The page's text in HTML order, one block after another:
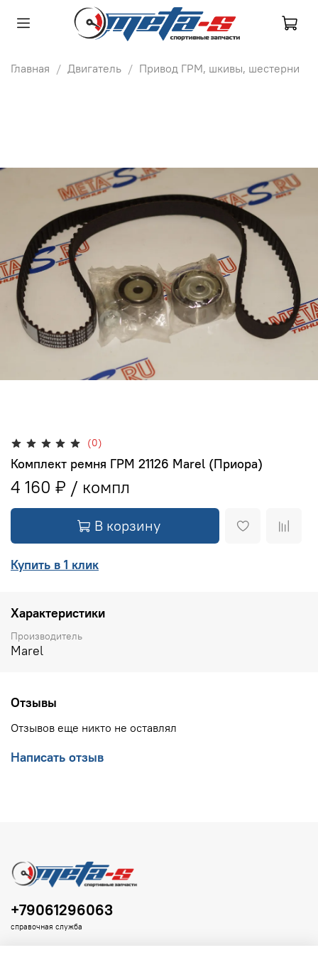
Главная Двигатель Привод ГРМ, шкивы, шестерни
(0)
Комплект ремня ГРМ 21126 Marel (Приора)
4 160 ₽
В корзину
Купить в 1 клик
Характеристики
Производитель
Marel
Отзывы
Отзывов еще никто не оставлял
Написать отзыв
+79061296063
справочная служба